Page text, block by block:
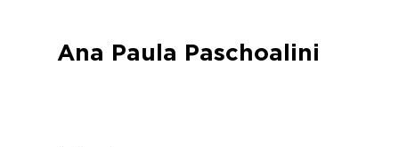
Ana Paula Paschoalini